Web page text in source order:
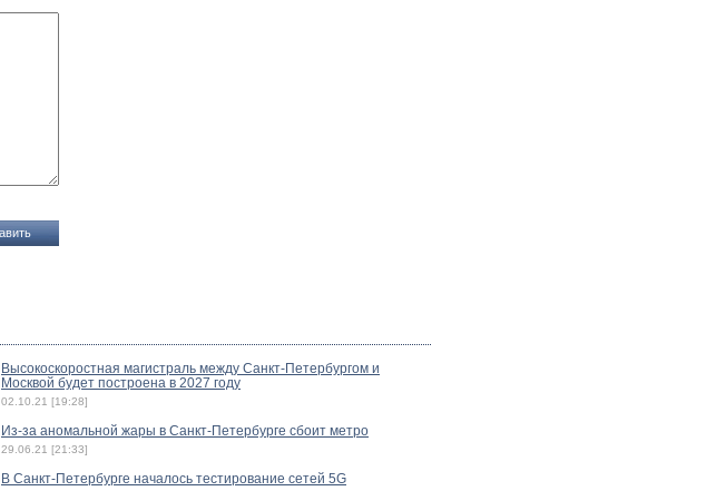
Высокоскоростная магистраль между Санкт-Петербургом и
Москвой будет построена в 2027 году
02.10.21 [19:28]
Из-за аномальной жары в Санкт-Петербурге сбоит метро
29.06.21 [21:33]
В Санкт-Петербурге началось тестирование сетей 5G